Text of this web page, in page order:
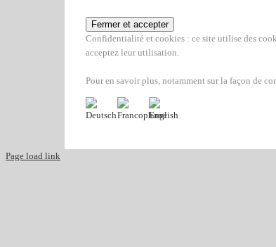
Confidentialité et cookies : ce site utilise des
acceptez leur utilisation.
Pour en savoir plus, notamment sur la façon de
Page load link